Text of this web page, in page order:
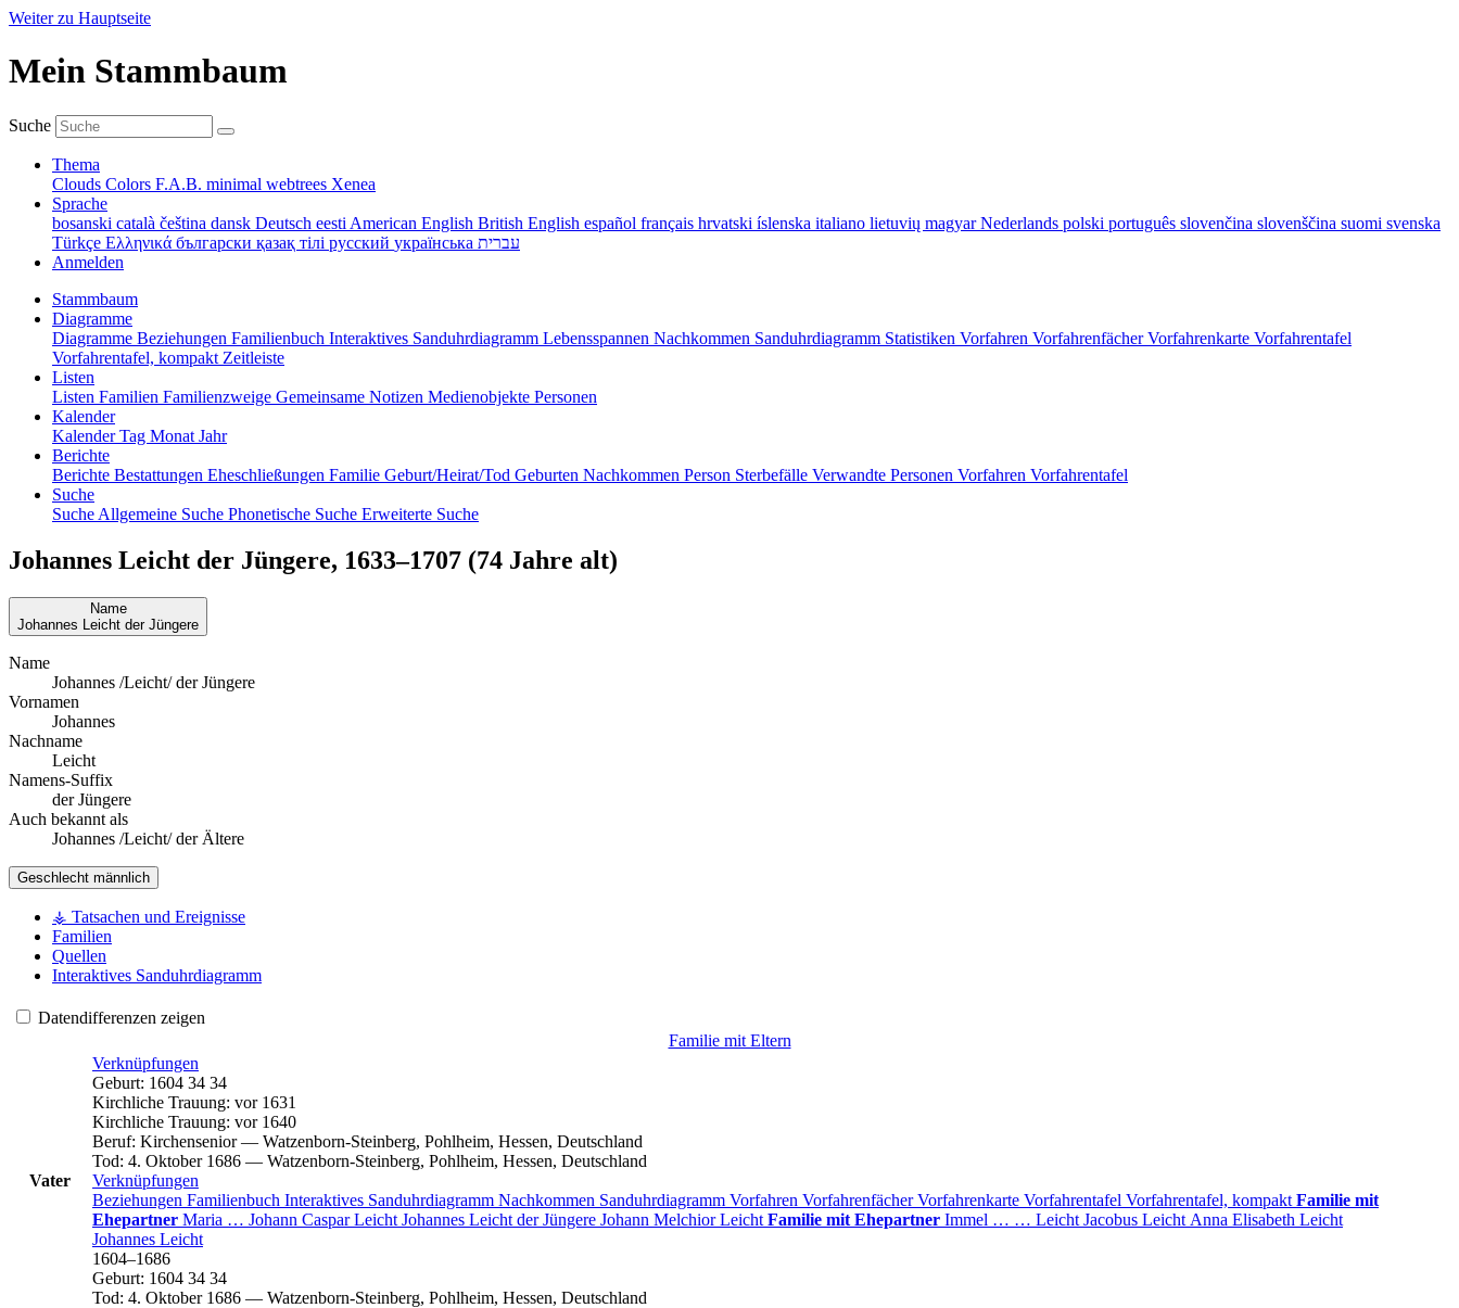
Weiter zu Hauptseite
Mein Stammbaum
Suche
Thema
Clouds Colors F.A.B. minimal webtrees Xenea
Sprache
bosanski català čeština dansk Deutsch eesti American English British English español français hrvatski íslenska italiano lietuvių magyarNederlands polski português slovenčina slovenščina suomi svenska
Türkçe Ελληνικά български қазақ тілі русский українська עברית
Anmelden
Stammbaum
Diagramme
Diagramme Beziehungen Familienbuch Interaktives Sanduhrdiagramm Lebensspannen Nachkommen Sanduhrdiagramm Statistiken Vorfahren VorfahrenfächerVorfahrenkarte Vorfahrentafel
Vorfahrentafel, kompakt Zeitleiste
Listen
Listen Familien Familienzweige Gemeinsame Notizen Medienobjekte Personen
Kalender
KalenderTag Monat Jahr
Berichte
Berichte Bestattungen Eheschließungen Familie Geburt/Heirat/Tod Geburten Nachkommen Person Sterbefälle Verwandte Personen Vorfahren Vorfahrentafel
Suche
Suche Allgemeine Suche Phonetische Suche Erweiterte Suche
Johannes Leicht der Jüngere, 1633–1707 (74 Jahre alt)
Name
Johannes Leicht der Jüngere
Name
Johannes /Leicht/ der Jüngere
Vornamen
Johannes
Nachname
Leicht
Namens-Suffix
der Jüngere
Auch bekannt als
Johannes /Leicht/ der Ältere
Geschlecht männlich
⚶ Tatsachen und Ereignisse
Familien
Quellen
Interaktives Sanduhrdiagramm
Datendifferenzen zeigen
Familie mit Eltern
Vater
Verknüpfungen
Geburt: 1604 34 34
Kirchliche Trauung: vor 1631
Kirchliche Trauung: vor 1640
Beruf: Kirchensenior— Watzenborn-Steinberg, Pohlheim, Hessen, Deutschland
Tod: 4. Oktober 1686 — Watzenborn-Steinberg, Pohlheim, Hessen, Deutschland
Verknüpfungen
Beziehungen Familienbuch Interaktives Sanduhrdiagramm Nachkommen Sanduhrdiagramm Vorfahren VorfahrenfächerVorfahrenkarte Vorfahrentafel Vorfahrentafel, kompakt Familie mit
Ehepartner Maria … Johann CasparLeicht Johannes Leicht der Jüngere Johann MelchiorLeicht Familie mit Ehepartner Immel … … Leicht Jacobus Leicht Anna Elisabeth Leicht
Johannes Leicht
1604–1686
Geburt: 1604 34 34
Tod: 4. Oktober 1686 — Watzenborn-Steinberg, Pohlheim, Hessen, Deutschland